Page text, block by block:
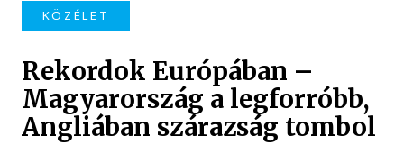
KÖZÉLET
Rekordok Európában –
Magyarország a legforróbb,
Angliában szárazság tombol